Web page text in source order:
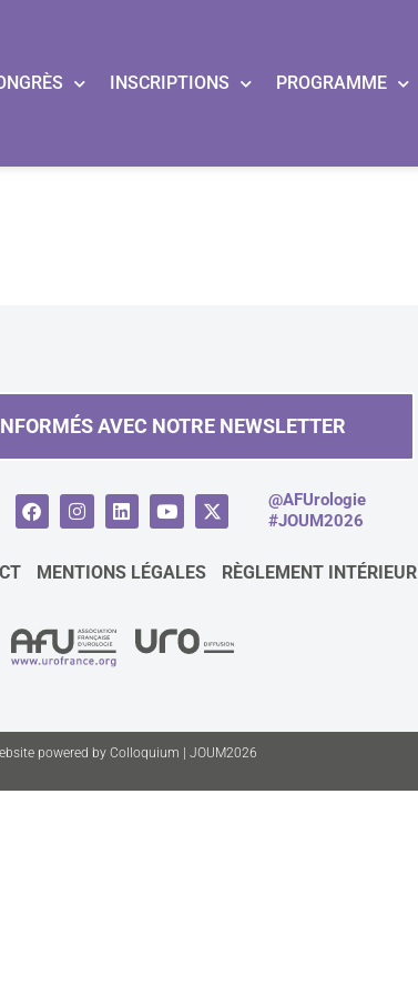
INSCRIPTIONS PROGRAMME
AVEC NOTRE NEWSLETTER
@AFUrologie
#JOUM2026
MENTIONS LÉGALES RÈGLEMENT INTÉRIEUR
powered by Colloquium | JOUM2026